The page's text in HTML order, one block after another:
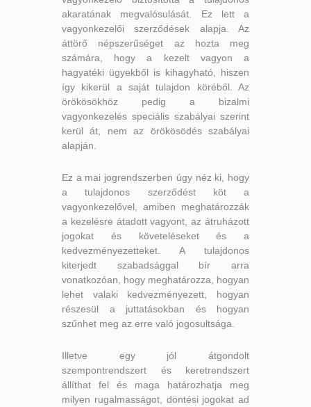
akaratának megvalósulását. Ez lett a
vagyonkezelői szerződések alapja. Az
áttörő népszerűséget az hozta meg
számára, hogy a kezelt vagyon a
hagyatéki ügyekből is kihagyható, hiszen
így kikerül a saját tulajdon köréből. Az
örökösökhöz pedig a bizalmi
vagyonkezelés speciális szabályai szerint
kerül át, nem az örökösödés szabályai
alapján.
Ez a mai jogrendszerben úgy néz ki, hogy
a tulajdonos szerződést köt a
vagyonkezelővel, amiben meghatározzák
a kezelésre átadott vagyont, az átruházott
jogokat és követeléseket és a
kedvezményezetteket. A tulajdonos
kiterjedt szabadsággal bír arra
vonatkozóan, hogy meghatározza, hogyan
lehet valaki kedvezményezett, hogyan
részesül a juttatásokban és hogyan
szűnhet meg az erre való jogosultsága.
Illetve egy jól átgondolt
szempontrendszert és keretrendszert
állíthat fel és maga határozhatja meg
milyen rugalmasságot, döntési jogokat ad